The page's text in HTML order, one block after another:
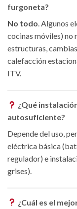
furgoneta?
No todo. Algunos
cocinas móviles) no
estructuras,
calefacción
ITV.
¿Qué
autosuficiente?
Depende del uso,
eléctrica básica
regulador) e
grises).
¿Cuál es el